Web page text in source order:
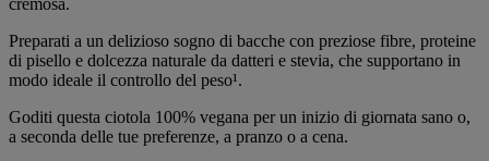
cremosa.
Preparati a un delizioso sogno di bacche con preziose fibre, proteine
di pisello e dolcezza naturale da datteri e stevia, che supportano in
modo ideale il controllo del peso¹.
Goditi questa ciotola 100% vegana per un inizio di giornata sano o,
a seconda delle tue preferenze, a pranzo o a cena.